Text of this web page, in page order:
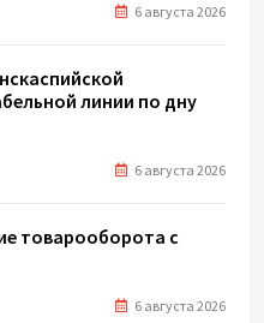
6 августа 2026
линии по дну
6 августа 2026
товарооборота с
6 августа 2026